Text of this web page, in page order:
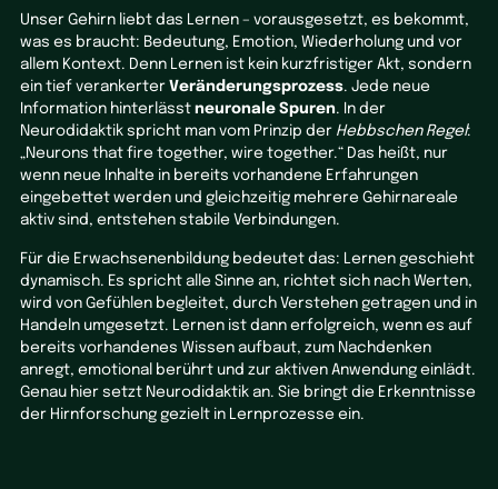
Unser Gehirn liebt das Lernen – vorausgesetzt, es bekommt,
was es braucht: Bedeutung, Emotion, Wiederholung und vor
allem Kontext. Denn Lernen ist kein kurzfristiger Akt, sondern
ein tief verankerterVeränderungsprozess. Jede neue
Information hinterlässtneuronale Spuren. In der
Neurodidaktik spricht man vom Prinzip der Hebbschen Regel:
„Neurons that fire together, wire together.“ Das heißt, nur
wenn neue Inhalte in bereits vorhandene Erfahrungen
eingebettet werden und gleichzeitig mehrere Gehirnareale
aktiv sind, entstehen stabile Verbindungen.
Für die Erwachsenenbildung bedeutet das: Lernen geschieht
dynamisch. Es spricht alle Sinne an, richtet sich nach Werten,
wird von Gefühlen begleitet, durch Verstehen getragen und in
Handeln umgesetzt. Lernen ist dann erfolgreich, wenn es auf
bereits vorhandenes Wissen aufbaut, zum Nachdenken
anregt, emotional berührt und zur aktiven Anwendung einlädt.
Genau hier setzt Neurodidaktik an. Sie bringt die Erkenntnisse
der Hirnforschung gezielt in Lernprozesse ein.